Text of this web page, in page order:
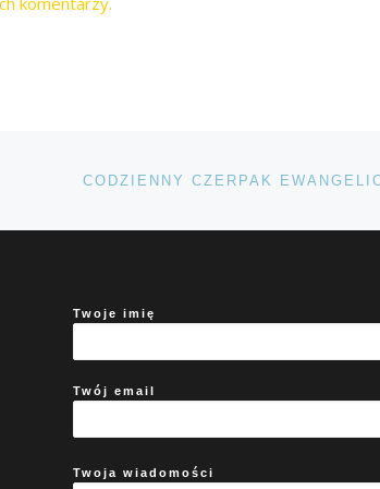
POSTÓWCODZIENNY CZERPAK
Twoje imię
Twój email
Twoja wiadomości